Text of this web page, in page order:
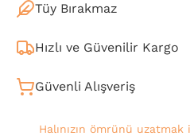
Tüy Bırakmaz
Hızlı ve Güvenilir Kargo
Güvenli Alışveriş
Halınızın ömrünü